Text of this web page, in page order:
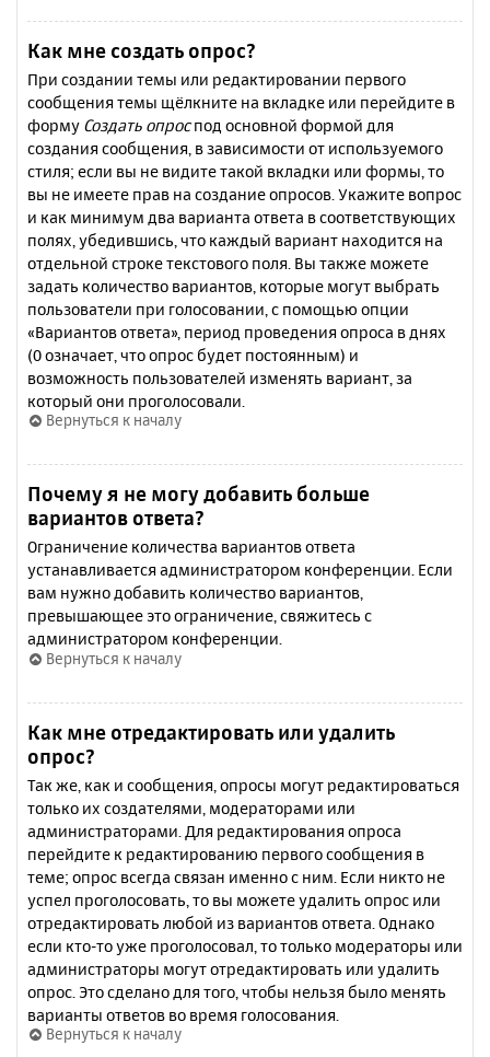
Как мне создать опрос?
При создании темы или редактировании первого
сообщения темы щёлкните на вкладке или перейдите в
форму Создать опроспод основной формой для
создания сообщения, в зависимости от используемого
стиля; если вы не видите такой вкладки или формы, то
вы не имеете прав на создание опросов. Укажите вопрос
и как минимум два варианта ответа в соответствующих
полях, убедившись, что каждый вариант находится на
отдельной строке текстового поля. Вы также можете
задать количество вариантов, которые могут выбрать
пользователи при голосовании, с помощью опции
«Вариантов ответа», период проведения опроса в днях
(0 означает, что опрос будет постоянным) и
возможность пользователей изменять вариант, за
который они проголосовали.
Вернуться к началу
Почему я не могу добавить больше
вариантов ответа?
Ограничение количества вариантов ответа
устанавливается администратором конференции. Если
вам нужно добавить количество вариантов,
превышающее это ограничение, свяжитесь с
администратором конференции.
Вернуться к началу
Как мне отредактировать или удалить
опрос?
Так же, как и сообщения, опросы могут редактироваться
только их создателями, модераторами или
администраторами. Для редактирования опроса
перейдите к редактированию первого сообщения в
теме; опрос всегда связан именно с ним. Если никто не
успел проголосовать, то вы можете удалить опрос или
отредактировать любой из вариантов ответа. Однако
если кто-то уже проголосовал, то только модераторы или
администраторы могут отредактировать или удалить
опрос. Это сделано для того, чтобы нельзя было менять
варианты ответов во время голосования.
Вернуться к началу